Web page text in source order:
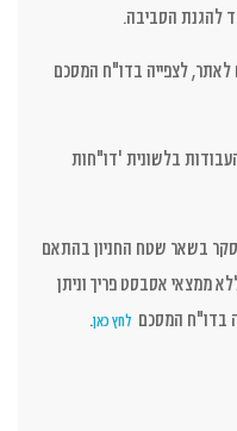
הסביבה.
לצפייה בדו"ח המסכם
בלשונית 'דו"חות
בשאר שטח החניון בהתאם
ממצאי אסבסט פריך וניתן
בדו"ח המסכם לחץ כאן.